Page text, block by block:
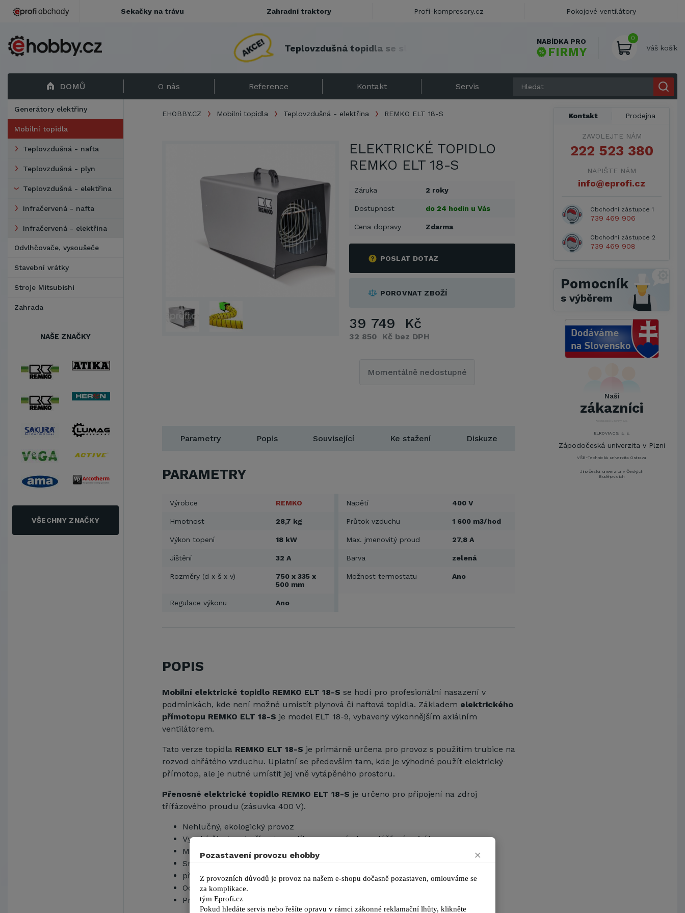
Teplovzdušná topidla se
NABÍDKA PRO
FIRMY
0
Váš košík
DOMŮ O nás Reference Kontakt Servis
Generátory elektřiny
Mobilní topidla
Teplovzdušná - nafta
Teplovzdušná - plyn
Teplovzdušná - elektřina
Infračervená - nafta
Infračervená - elektřina
Odvlhčovače, vysoušeče
Stavební vrátky
Stroje Mitsubishi
Zahrada
NAŠE ZNAČKY
VŠECHNY ZNAČKY
EHOBBY.CZ Mobilní topidla Teplovzdušná - elektřina REMKO ELT 18-S
ELEKTRICKÉ TOPIDLO
REMKO ELT 18-S
Záruka 2 roky
Dostupnost do 24 hodin u Vás
Cena dopravy Zdarma
POSLAT DOTAZ
POROVNAT ZBOŽÍ
39 749 Kč
32 850 Kč bez DPH
Momentálně nedostupné
Parametry Popis Související Ke stažení Diskuze
PARAMETRY
Výrobce REMKO Napětí 400 V
Hmotnost 28,7 kg Průtok vzduchu 1 600 m3/hod
Výkon topení 18 kW Max. jmenovitý proud 27,8 A
Jištění 32 A Barva zelená
Rozměry (d x š x v)
750 x 335 x
500 mm
Možnost termostatu Ano
Regulace výkonu Ano
POPIS
Mobilní elektrické topidlo REMKO ELT 18-S se hodí pro profesionální nasazení v
podmínkách, kde není možné umístít plynová či naftová topidla. Základem elektrického
přímotopu REMKO ELT 18-S je model ELT 18-9, vybavený výkonnějším axiálním
ventilátorem.
Tato verze topidla REMKO ELT 18-S je primárně určena pro provoz s použitím trubice na
rozvod ohřátého vzduchu. Uplatní se především tam, kde je výhodné použít elektrický
přímotop, ale je nutné umístit jej vně vytápěného prostoru.
Přenosné elektrické topidlo REMKO ELT 18-S je určeno pro připojení na zdroj
třífázového proudu (zásuvka 400 V).
Nehlučný, ekologický provoz
Vysoká životnost přímotopu díky nerezové, dvouplášťové spirále
Možnost připojení pokojového termostatu
Snadná přemístitelnost
připojení na teplovzdušné hadice
Odolná konstrukce, dvojitý plášť z pozinkované oceli
Provedení lak nebo INOX
Kontakt Prodejna
ZAVOLEJTE NÁM
222 523 380
NAPIŠTE NÁM
info@eprofi.cz
Obchodní zástupce 1
739 469 906
Obchodní zástupce 2
739 469 908
Pomocník
s výběrem
Naši
zákazníci
Metrostav a.s.
Brně,Správa kolejí a menz
Arcibiskupství pražské
Kostelecké uzeniny a.s.
EUROVIA CS, a. s.
Zápodočeská univerzita v Plzni
VŠB-Technická univerzita Ostrava
Jihočeská univerzita v Českých
Budějovicích
Sekačky na trávu Zahradní traktory Profi-kompresory.cz Pokojové ventilátory
Pozastavení provozu ehobby ×
Z provozních důvodů je provoz na našem e-shopu dočasně pozastaven, omlouváme se
za komplikace.
tým Eprofi.cz
Pokud hledáte servis nebo řešíte opravu v rámci zákonné reklamační lhůty, kl